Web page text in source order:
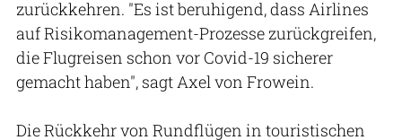
zurückkehren. "Es ist beruhigend, dass Airlines
auf Risikomanagement-Prozesse zurückgreifen,
die Flugreisen schon vor Covid-19 sicherer
gemacht haben", sagt Axel von Frowein.
Die Rückkehr von Rundflügen in touristischen